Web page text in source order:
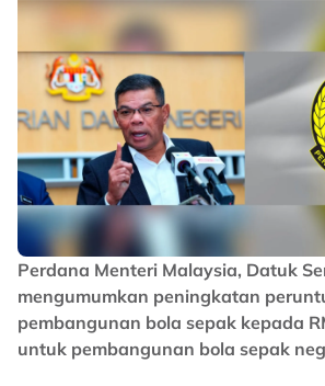
Perdana Menteri Malaysia, Datuk
mengumumkan peningkatan
pembangunan bola sepak kepada
untuk pembangunan bola sepak